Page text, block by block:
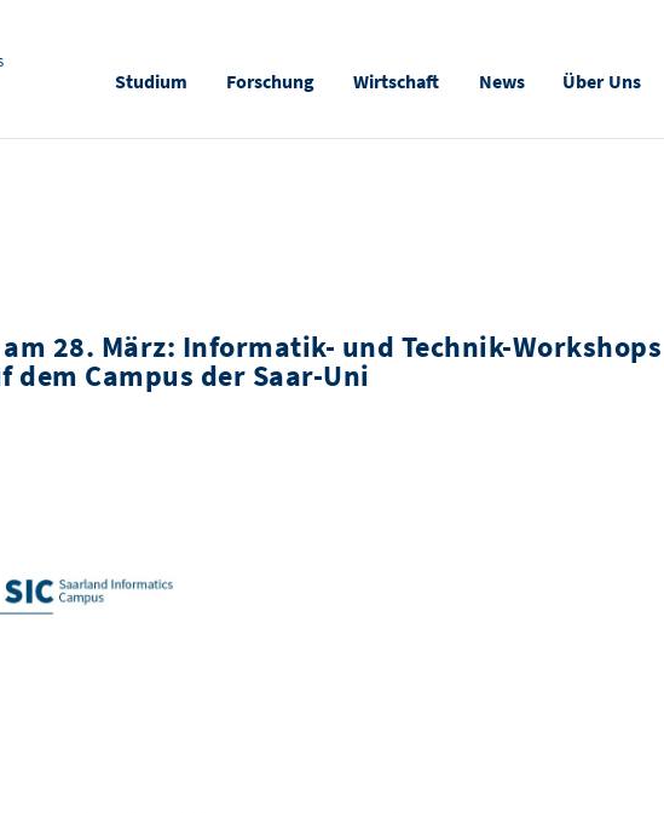
Studium Forschung Wirtschaft News Über Uns
am 28. März: Informatik- und Technik-Workshops
dem Campus der Saar-Uni